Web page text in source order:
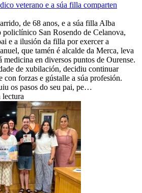
veterano e a súa filla comparten
de 68 anos, e a súa filla Alba
San Rosendo de Celanova,
e a ilusión da filla por exercer a
que tamén é alcalde da Merca, leva
medicina en diversos puntos de Ourense.
de xubilación, decidiu continuar
con forzas e gústalle a súa profesión.
os pasos do seu pai, pe…
lectura